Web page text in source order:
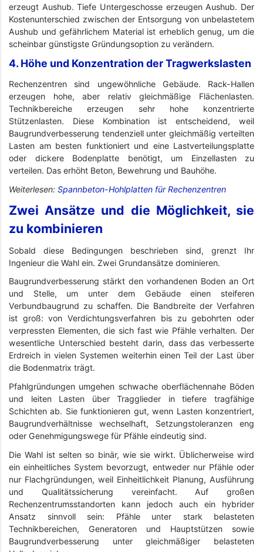
erzeugt Aushub. Tiefe Untergeschosse erzeugen Aushub. Der
Kostenunterschied zwischen der Entsorgung von unbelastetem
Aushub und gefährlichem Material ist erheblich genug, um die
scheinbar günstigste Gründungsoption zu verändern.
4. Höhe und Konzentration der Tragwerkslasten
Rechenzentren sind ungewöhnliche Gebäude. Rack-Hallen
erzeugen hohe, aber relativ gleichmäßige Flächenlasten.
Technikbereiche erzeugen sehr hohe konzentrierte
Stützenlasten. Diese Kombination ist entscheidend, weil
Baugrundverbesserung tendenziell unter gleichmäßig verteilten
Lasten am besten funktioniert und eine Lastverteilungsplatte
oder dickere Bodenplatte benötigt, um Einzellasten zu
verteilen. Das erhöht Beton, Bewehrung und Bauhöhe.
Weiterlesen: Spannbeton-Hohlplatten für Rechenzentren
Zwei Ansätze und die Möglichkeit, sie
zu kombinieren
Sobald diese Bedingungen beschrieben sind, grenzt Ihr
Ingenieur die Wahl ein. Zwei Grundansätze dominieren.
Baugrundverbesserung stärkt den vorhandenen Boden an Ort
und Stelle, um unter dem Gebäude einen steiferen
Verbundbaugrund zu schaffen. Die Bandbreite der Verfahren
ist groß: von Verdichtungsverfahren bis zu gebohrten oder
verpressten Elementen, die sich fast wie Pfähle verhalten. Der
wesentliche Unterschied besteht darin, dass das verbesserte
Erdreich in vielen Systemen weiterhin einen Teil der Last über
die Bodenmatrix trägt.
Pfahlgründungen umgehen schwache oberflächennahe Böden
und leiten Lasten über Tragglieder in tiefere tragfähige
Schichten ab. Sie funktionieren gut, wenn Lasten konzentriert,
Baugrundverhältnisse wechselhaft, Setzungstoleranzen eng
oder Genehmigungswege für Pfähle eindeutig sind.
Die Wahl ist selten so binär, wie sie wirkt. Üblicherweise wird
ein einheitliches System bevorzugt, entweder nur Pfähle oder
nur Flachgründungen, weil Einheitlichkeit Planung, Ausführung
und Qualitätssicherung vereinfacht. Auf großen
Rechenzentrumsstandorten kann jedoch auch ein hybrider
Ansatz sinnvoll sein: Pfähle unter stark belasteten
Technikbereichen, Generatoren und Hauptstützen sowie
Baugrundverbesserung unter gleichmäßiger belasteten